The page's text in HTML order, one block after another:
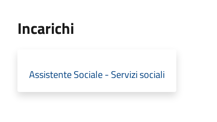
Incarichi
Assistente Sociale - Servizi sociali